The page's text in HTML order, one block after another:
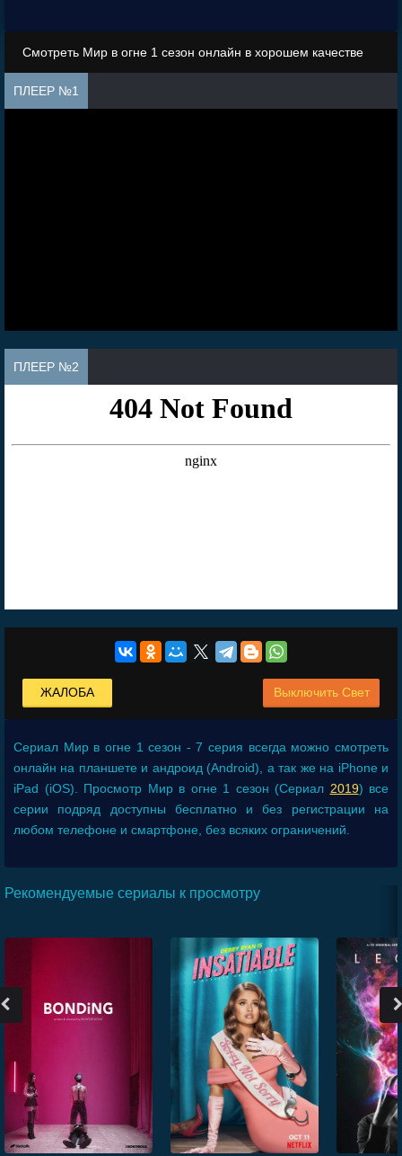
Смотреть Мир в огне 1 сезон онлайн в хорошем качестве
ПЛЕЕР №1
ПЛЕЕР №2
Выключить Свет
ЖАЛОБА
Сериал Мир в огне 1 сезон - 7 серия всегда можно смотреть
онлайн на планшете и андроид (Android), а так же на iPhone и
iPad (iOS). Просмотр Мир в огне 1 сезон (Сериал 2019) все
серии подряд доступны бесплатно и без регистрации на
любом телефоне и смартфоне, без всяких ограничений.
Рекомендуемые сериалы к просмотру